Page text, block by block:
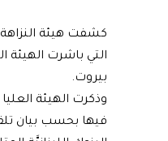
كشفت هيئة النزاهة
التي باشرت الهيئة
بيروت.
وذكرت الهيئة
فيها بحسب بيان